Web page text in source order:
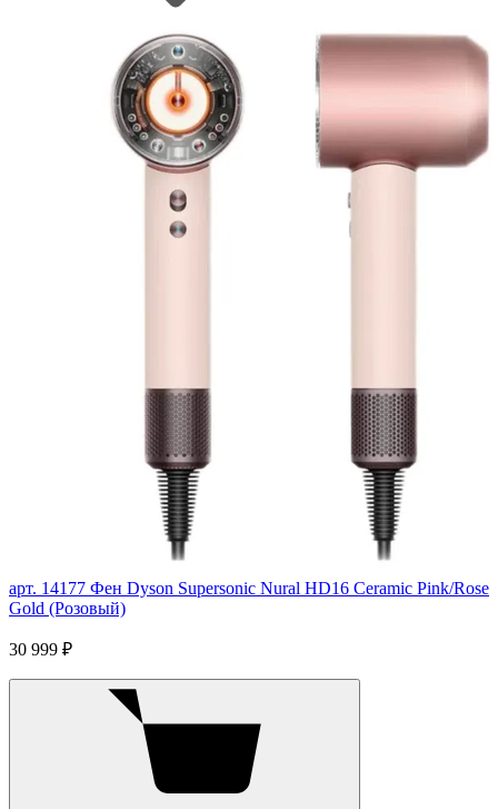
арт. 14177 Фен Dyson Supersonic Nural HD16 Ceramic Pink/Rose
Gold (Розовый)
30 999 ₽